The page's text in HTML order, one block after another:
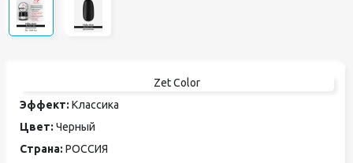
Zet Color
Эффект: Классика
Цвет: Черный
Страна: РОССИЯ